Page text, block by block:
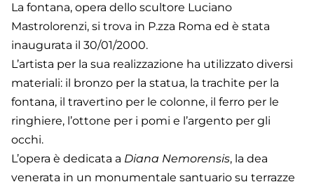
La fontana, opera dello scultore Luciano
Mastrolorenzi, si trova in P.zza Roma ed è stata
inaugurata il 30/01/2000.
L’artista per la sua realizzazione ha utilizzato diversi
materiali: il bronzo per la statua, la trachite per la
fontana, il travertino per le colonne, il ferro per le
ringhiere, l’ottone per i pomi e l’argento per gli
occhi.
L’opera è dedicata a Diana Nemorensis, la dea
venerata in un monumentale santuario su terrazze